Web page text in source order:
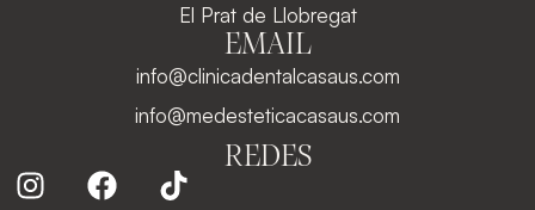
El Prat de Llobregat
EMAIL
info@clinicadentalcasaus.com
info@medesteticacasaus.com
REDES